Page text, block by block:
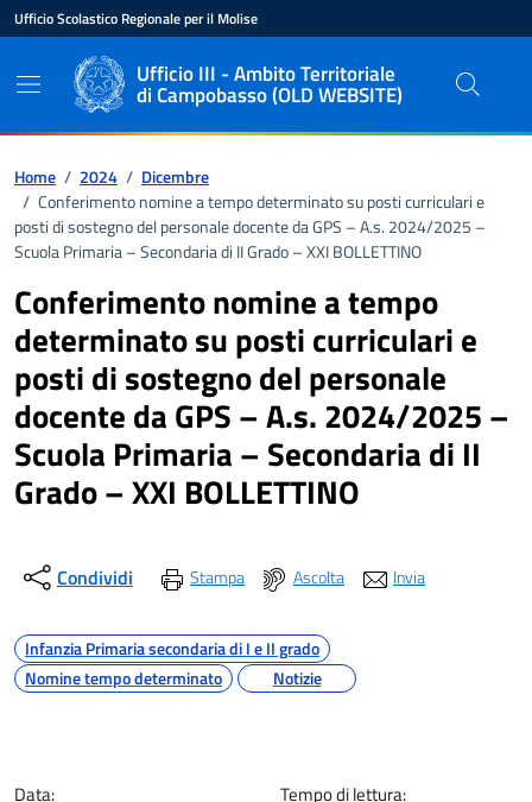
Vai ai contenuti
Vai al pié di pagina
Ente di appartenenza
Ufficio Scolastico Regionale per il Molise
Nome dell'enteUfficio III - Ambito Territoriale
di Campobasso (OLD WEBSITE)
Percorso di navigazione
Home / 2024 / Dicembre
/ Conferimento nomine a tempo determinato su posti curriculari e
posti di sostegno del personale docente da GPS – A.s. 2024/2025 –
Scuola Primaria – Secondaria di II Grado – XXI BOLLETTINO
Conferimento nomine a tempo
determinato su posti curriculari e
posti di sostegno del personale
docente da GPS – A.s. 2024/2025 –
Scuola Primaria – Secondaria di II
Grado – XXI BOLLETTINO
Condividi Stampa Ascolta Invia
Argomenti
Infanzia Primaria secondaria di I e II grado
Nomine tempo determinato
Notizie
Data: Tempo di lettura: